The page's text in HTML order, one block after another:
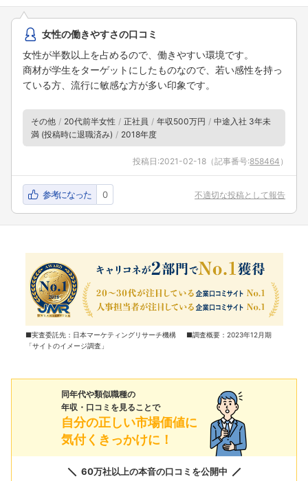
女性の働きやすさの口コミ
女性が半数以上を占めるので、働きやすい環境です。
商材が学生をターゲットにしたものなので、若い感性を持っ
ている方、流行に敏感な方が多い印象です。
その他 20代前半女性 正社員 年収500万円
中途入社 3年未
満 (投稿時に退職済み)
2018年度
投稿日:2021-02-18 （記事番号:858464 ）
参考になった 0 不適切な投稿として報告
■実査委託先：日本マーケティングリサーチ機構 ■調査概要：2023年12月期
「サイトのイメージ調査」
同年代や類似職種の
年収・口コミを見ることで
自分の正しい市場価値に
気付くきっかけに！
60万社以上の本音の口コミを公開中